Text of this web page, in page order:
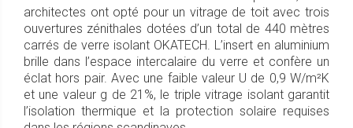
architectes ont opté pour un vitrage de toit avec trois
ouvertures zénithales dotées d’un total de 440 mètres
carrés de verre isolant OKATECH. L’insert en aluminium
brille dans l’espace intercalaire du verre et confère un
éclat hors pair. Avec une faible valeur U de 0,9 W/m²K
et une valeur g de 21%, le triple vitrage isolant garantit
l’isolation thermique et la protection solaire requises